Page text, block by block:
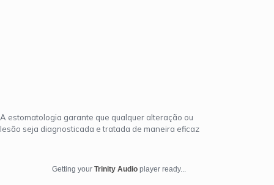
A estomatologia garante que qualquer alteração ou
lesão seja diagnosticada e tratada de maneira eficaz
Getting your Trinity Audio player ready...